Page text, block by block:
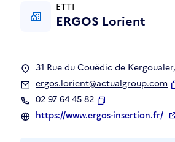
ETTI
ERGOS Lorient
31 Rue du Couëdic de
ergos.lorient@actualgroup.com
02 97 64 45 82
Copier
https://www.ergos-insertion.fr/